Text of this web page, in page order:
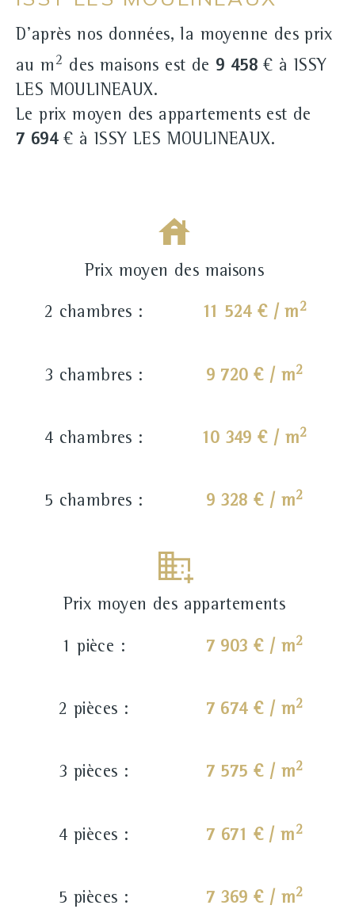
D'après nos données, la moyenne des prix
au m 2 des maisons est de 9 458 € à ISSY
LES MOULINEAUX.
Le prix moyen des appartements est de
7 694€ à ISSY LES MOULINEAUX.
Prix moyen des maisons
2 chambres : 11 524 € / m2
3 chambres : 9 720 € / m2
4 chambres : 10 349 € / m2
5 chambres : 9 328 € / m2
Prix moyen des appartements
1 pièce : 7 903 € / m2
2 pièces : 7 674 € / m2
3 pièces : 7 575 € / m2
4 pièces : 7 671 € / m2
5 pièces : 7 369 € / m2